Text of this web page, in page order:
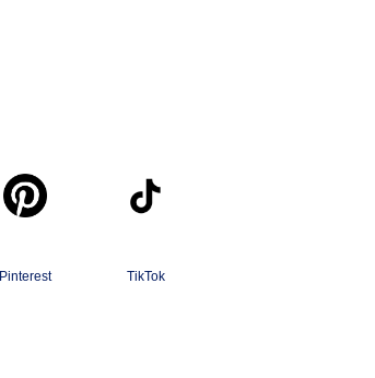
Pinterest TikTok